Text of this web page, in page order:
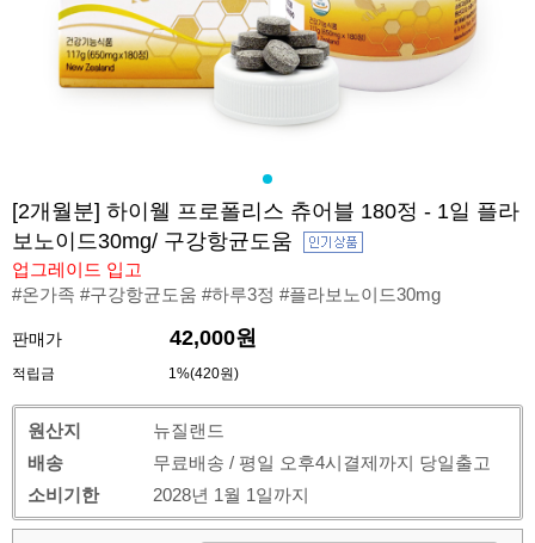
[2개월분] 하이웰 프로폴리스 츄어블 180정 - 1일 플라
보노이드30mg/ 구강항균도움
업그레이드 입고
#온가족 #구강항균도움 #하루3정 #플라보노이드30mg
판매가 42,000원
적립금 1%(420원)
원산지
뉴질랜드
배송
무료배송 / 평일 오후4시결제까지 당일출고
소비기한
2028년 1월 1일까지